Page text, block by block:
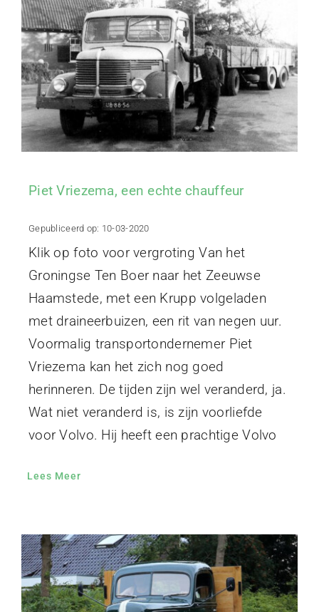
Piet Vriezema, een echte chauffeur
Gepubliceerd op: 10-03-2020
Klik op foto voor vergroting Van het
Groningse Ten Boer naar het Zeeuwse
Haamstede, met een Krupp volgeladen
met draineerbuizen, een rit van negen uur.
Voormalig transportondernemer Piet
Vriezema kan het zich nog goed
herinneren. De tijden zijn wel veranderd, ja.
Wat niet veranderd is, is zijn voorliefde
voor Volvo. Hij heeft een prachtige Volvo
Lees Meer